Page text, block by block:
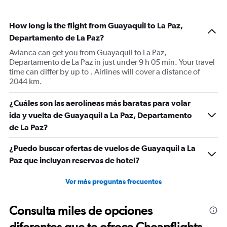
How long is the flight from Guayaquil to La Paz,
Departamento de La Paz?
Avianca can get you from Guayaquil to La Paz,
Departamento de La Paz in just under 9 h 05 min. Your travel
time can differ by up to . Airlines will cover a distance of
2044 km.
¿Cuáles son las aerolíneas más baratas para volar
ida y vuelta de Guayaquil a La Paz, Departamento
de La Paz?
¿Puedo buscar ofertas de vuelos de Guayaquil a La
Paz que incluyan reservas de hotel?
Ver más preguntas frecuentes
Consulta miles de opciones